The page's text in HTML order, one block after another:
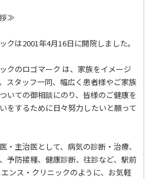
≫
クは2001年4月16日に開院しました。
クのロゴマーク は、家族をイメージ
スタッフ一同、幅広く患者様やご家族
いての御相談にのり、皆様のご健康を
をするために日々努力したいと願って
・主治医として、病気の診断・治療、
予防接種、健康診断、往診など、駅前
ンス・クリニックのように、お気軽